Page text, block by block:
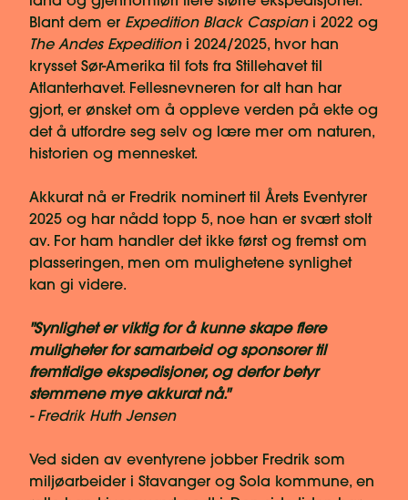
Blant dem er Expedition Black Caspiani 2022 og
The Andes Expeditioni 2024/2025, hvor han
krysset Sør-Amerika til fots fra Stillehavet til
Atlanterhavet. Fellesnevneren for alt han har
gjort, er ønsket om å oppleve verden på ekte og
det å utfordre seg selv og lære mer om naturen,
historien og mennesket.
Akkurat nå er Fredrik nominert til Årets Eventyrer
2025 og har nådd topp 5, noe han er svært stolt
av. For ham handler det ikke først og fremst om
plasseringen, men om mulighetene synlighet
kan gi videre.
"Synlighet er viktig for å kunne skape flere
muligheter for samarbeid og sponsorer til
fremtidige ekspedisjoner, og derfor betyr
stemmene mye akkurat nå."
- Fredrik Huth Jensen
Ved siden av eventyrene jobber Fredrik som
miljøarbeider i Stavanger og Sola kommune, en